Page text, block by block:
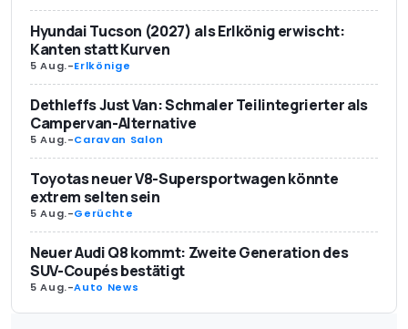
Hyundai Tucson (2027) als Erlkönig erwischt:
Kanten statt Kurven
5 Aug.-Erlkönige
Dethleffs Just Van: Schmaler Teilintegrierter als
Campervan-Alternative
5 Aug.-Caravan Salon
Toyotas neuer V8-Supersportwagen könnte
extrem selten sein
5 Aug.-Gerüchte
Neuer Audi Q8 kommt: Zweite Generation des
SUV-Coupés bestätigt
5 Aug.-Auto News